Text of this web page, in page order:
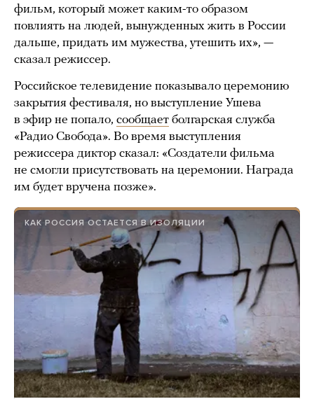
фильм, который может каким-то образом
повлиять на людей, вынужденных жить в России
дальше, придать им мужества, утешить их», —
сказал режиссер.
Российское телевидение показывало церемонию
закрытия фестиваля, но выступление Ушева
в эфир не попало, сообщает болгарская служба
«Радио Свобода». Во время выступления
режиссера диктор сказал: «Создатели фильма
не смогли присутствовать на церемонии. Награда
им будет вручена позже».
КАК РОССИЯ ОСТАЕТСЯ В ИЗОЛЯЦИИ